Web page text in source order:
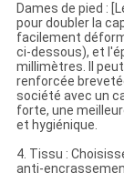
Dames de pied :
pour doubler la
facilement
ci-dessous), et
millimètres. Il
renforcée
société avec un
forte, une
et hygiénique.
4. Tissu :
anti-